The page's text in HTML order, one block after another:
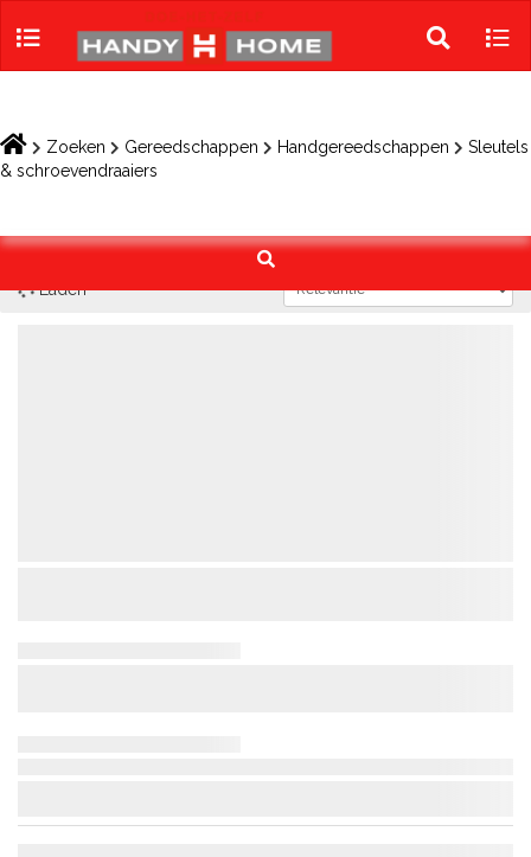
Toggle
search
Zoeken Gereedschappen Handgereedschappen
Sleutels
& schroevendraaiers
Laden